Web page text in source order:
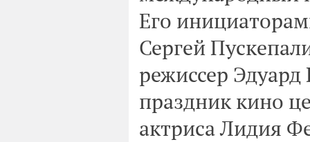
Его
Сергей
режиссер
праздник кино
актриса Лидия